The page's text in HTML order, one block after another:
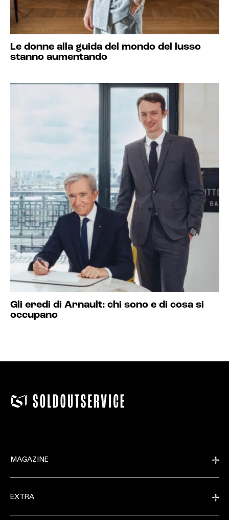
Le donne alla guida del mondo del lusso
stanno aumentando
Gli eredi di Arnault: chi sono e di cosa si
occupano
MAGAZINE
EXTRA